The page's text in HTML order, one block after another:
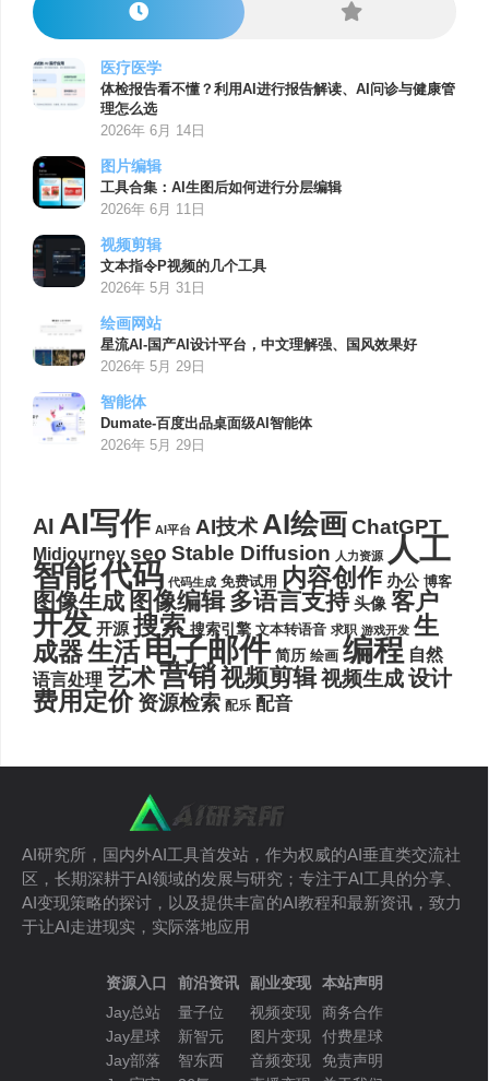
医疗医学
体检报告看不懂？利用AI进行报告解读、AI问诊与健康管
理怎么选
2026年 6月 14日
图片编辑
工具合集：AI生图后如何进行分层编辑
2026年 6月 11日
视频剪辑
文本指令P视频的几个工具
2026年 5月 31日
绘画网站
星流AI-国产AI设计平台，中文理解强、国风效果好
2026年 5月 29日
智能体
Dumate-百度出品桌面级AI智能体
2026年 5月 29日
AI AI写作 AI平台 AI技术AI绘画ChatGPT
Midjourney seo Stable Diffusion 人力资源 人工
智能代码 代码生成 免费试用 内容创作 办公 博客
图像生成 图像编辑 多语言支持 头像 客户
开发 开源 搜索 搜索引擎 文本转语音 求职 游戏开发 生
成器生活电子邮件 简历 绘画 编程 自然
语言处理 艺术营销视频剪辑视频生成设计
费用定价 资源检索 配乐 配音
AI研究所，国内外AI工具首发站，作为权威的AI垂直类交流社
区，长期深耕于AI领域的发展与研究；专注于AI工具的分享、
AI变现策略的探讨，以及提供丰富的AI教程和最新资讯，致力
于让AI走进现实，实际落地应用
资源入口
Jay总站
Jay星球
Jay部落
前沿资讯
量子位
新智元
智东西
副业变现
视频变现
图片变现
音频变现
本站声明
商务合作
付费星球
免责声明